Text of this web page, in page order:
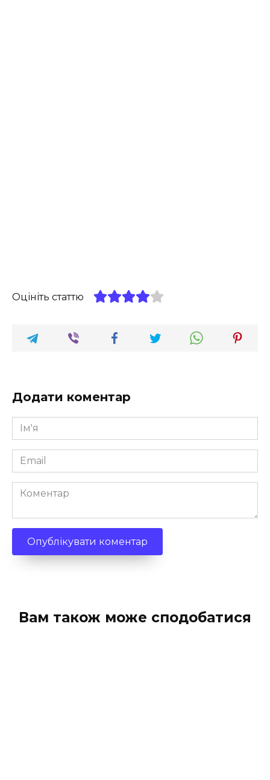
Оцініть статтю
Додати коментар
Ім'я
*
Email
*
Коментар
Вам також може сподобатися